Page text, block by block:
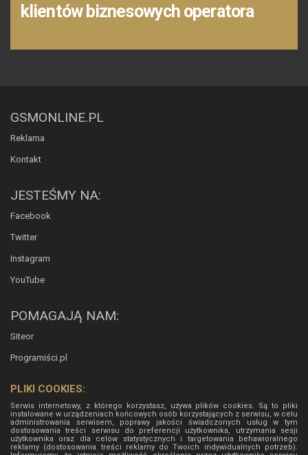
klientów biznesowych operatora
GSMONLINE.PL
Reklama
Kontakt
JESTEŚMY NA:
Facebook
Twitter
Instagram
YouTube
POMAGAJĄ NAM:
Siteor
Programiści.pl
PLIKI COOKIES:
Serwis internetowy, z którego korzystasz, używa plików cookies. Są to pliki
instalowane w urządzeniach końcowych osób korzystających z serwisu, w celu
administrowania serwisem, poprawy jakości świadczonych usług w tym
dostosowania treści serwisu do preferencji użytkownika, utrzymania sesji
użytkownika oraz dla celów statystycznych i targetowania behawioralnego
reklamy (dostosowania treści reklamy do Twoich indywidualnych potrzeb).